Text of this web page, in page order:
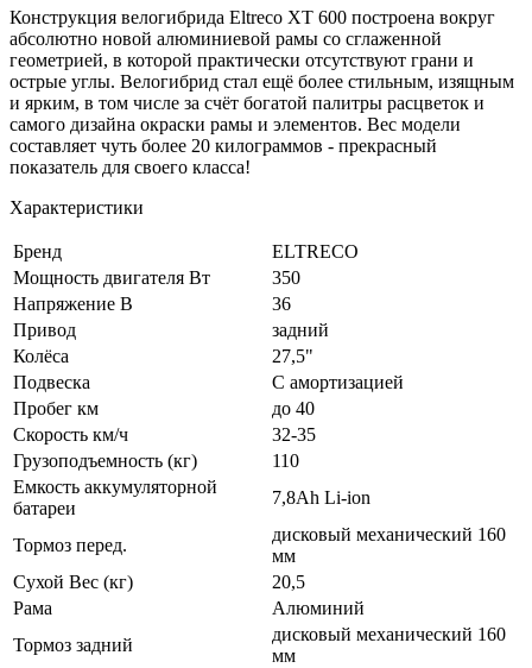
Конструкция велогибрида Eltreco XT 600 построена вокруг
абсолютно новой алюминиевой рамы со сглаженной
геометрией, в которой практически отсутствуют грани и
острые углы. Велогибрид стал ещё более стильным, изящным
и ярким, в том числе за счёт богатой палитры расцветок и
самого дизайна окраски рамы и элементов. Вес модели
составляет чуть более 20 килограммов - прекрасный
показатель для своего класса!
Характеристики
Бренд
ELTRECO
Мощность двигателя Вт
350
Напряжение В
36
Привод
задний
Колёса
27,5"
Подвеска
С амортизацией
Пробег км
до 40
Скорость км/ч
32-35
Грузоподъемность (кг)
110
Емкость аккумуляторной
батареи
7,8Ah Li-ion
Тормоз перед.
дисковый механический 160
мм
Сухой Вес (кг)
20,5
Рама
Алюминий
Тормоз задний
дисковый механический 160
мм